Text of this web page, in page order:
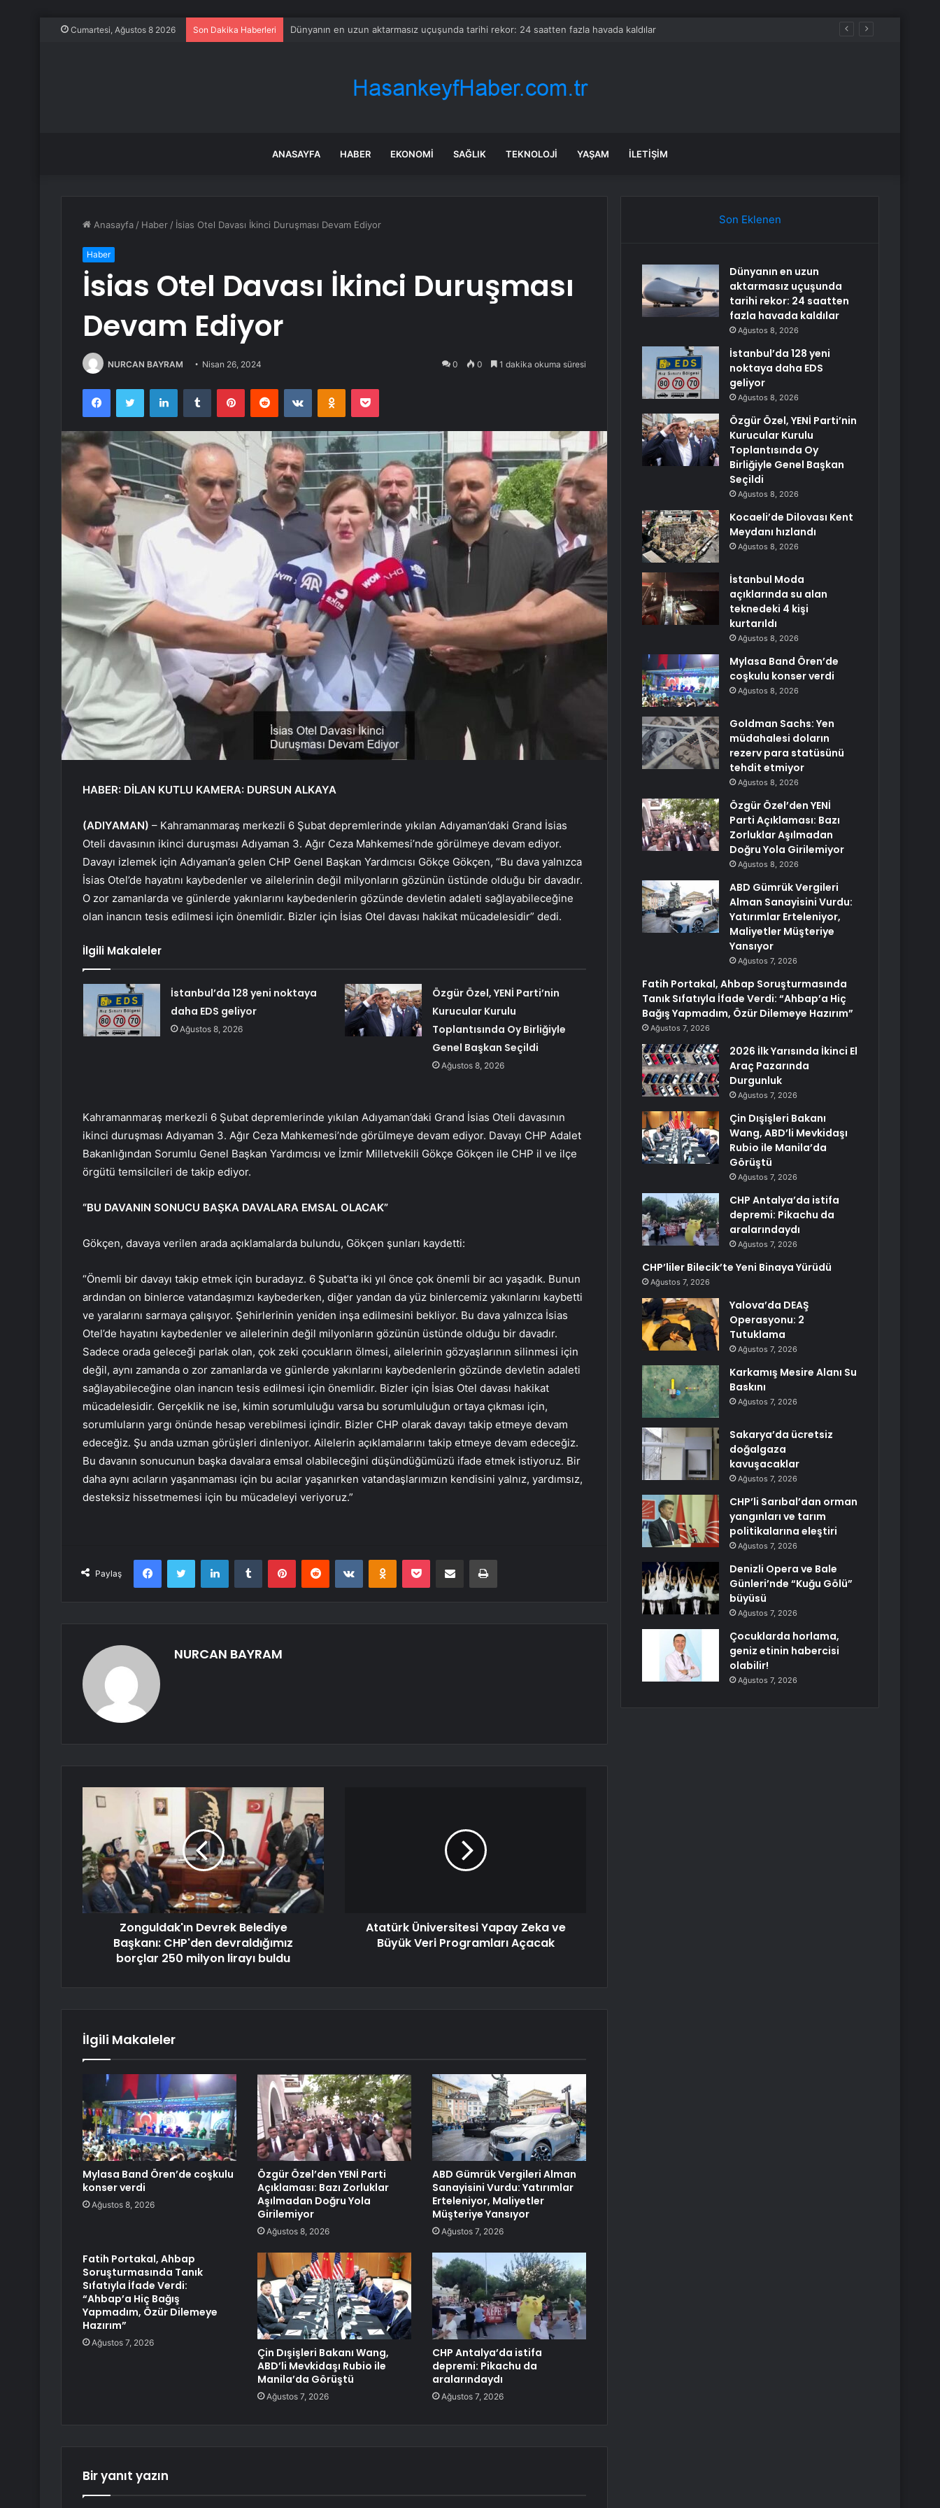
Cumartesi, Ağustos 8 2026 Son Dakika Haberleri İstanbul’da 128 yeni noktaya daha EDS geliyor
ANASAYFA HABER EKONOMI SAĞLIK TEKNOLOJI YAŞAM İLETIŞIM
Anasayfa / Haber / İsias Otel Davası İkinci Duruşması Devam Ediyor
Haber
İsias Otel Davası İkinci Duruşması
Devam Ediyor
NURCAN BAYRAM Nisan 26, 2024 0 0 1 dakika okuma süresi
FacebookTwitter LinkedInTumblr PinterestReddit VKontakteOdnoklassniki
Pocket
HABER: DİLAN KUTLU KAMERA: DURSUN ALKAYA
(ADIYAMAN) – Kahramanmaraş merkezli 6 Şubat depremlerinde yıkılan Adıyaman’daki Grand İsias
Oteli davasının ikinci duruşması Adıyaman 3. Ağır Ceza Mahkemesi’nde görülmeye devam ediyor.
Davayı izlemek için Adıyaman’a gelen CHP Genel Başkan Yardımcısı Gökçe Gökçen, “Bu dava yalnızca
İsias Otel’de hayatını kaybedenler ve ailelerinin değil milyonların gözünün üstünde olduğu bir davadır.
O zor zamanlarda ve günlerde yakınlarını kaybedenlerin gözünde devletin adaleti sağlayabileceğine
olan inancın tesis edilmesi için önemlidir. Bizler için İsias Otel davası hakikat mücadelesidir” dedi.
İlgili Makaleler
İstanbul’da 128 yeni noktaya
daha EDS geliyor
Ağustos 8, 2026
Özgür Özel, YENİ Parti’nin
Kurucular Kurulu
Toplantısında Oy Birliğiyle
Genel Başkan Seçildi
Ağustos 8, 2026
Kahramanmaraş merkezli 6 Şubat depremlerinde yıkılan Adıyaman’daki Grand İsias Oteli davasının
ikinci duruşması Adıyaman 3. Ağır Ceza Mahkemesi’nde görülmeye devam ediyor. Davayı CHP Adalet
Bakanlığından Sorumlu Genel Başkan Yardımcısı ve İzmir Milletvekili Gökçe Gökçen ile CHP il ve ilçe
örgütü temsilcileri de takip ediyor.
“BU DAVANIN SONUCU BAŞKA DAVALARA EMSAL OLACAK”
Gökçen, davaya verilen arada açıklamalarda bulundu, Gökçen şunları kaydetti:
“Önemli bir davayı takip etmek için buradayız. 6 Şubat’ta iki yıl önce çok önemli bir acı yaşadık. Bunun
ardından on binlerce vatandaşımızı kaybederken, diğer yandan da yüz binlercemiz yakınlarını kaybetti
ve yaralarını sarmaya çalışıyor. Şehirlerinin yeniden inşa edilmesini bekliyor. Bu dava yalnızca İsias
Otel’de hayatını kaybedenler ve ailelerinin değil milyonların gözünün üstünde olduğu bir davadır.
Sadece orada geleceği parlak olan, çok zeki çocukların ölmesi, ailelerinin gözyaşlarının silinmesi için
değil, aynı zamanda o zor zamanlarda ve günlerde yakınlarını kaybedenlerin gözünde devletin adaleti
sağlayabileceğine olan inancın tesis edilmesi için önemlidir. Bizler için İsias Otel davası hakikat
mücadelesidir. Gerçeklik ne ise, kimin sorumluluğu varsa bu sorumluluğun ortaya çıkması için,
sorumluların yargı önünde hesap verebilmesi içindir. Bizler CHP olarak davayı takip etmeye devam
edeceğiz. Şu anda uzman görüşleri dinleniyor. Ailelerin açıklamalarını takip etmeye devam edeceğiz.
Bu davanın sonucunun başka davalara emsal olabileceğini düşündüğümüzü ifade etmek istiyoruz. Bir
daha aynı acıların yaşanmaması için bu acılar yaşanırken vatandaşlarımızın kendisini yalnız, yardımsız,
desteksiz hissetmemesi için bu mücadeleyi veriyoruz.”
Paylaş
FacebookTwitter LinkedInTumblr PinterestReddit VKontakteOdnoklassniki
Pocket E-Posta ile paylaş Yazdır
NURCAN BAYRAM
Zonguldak'ın Devrek Belediye
Başkanı: CHP'den devraldığımız
borçlar 250 milyon lirayı buldu
Atatürk Üniversitesi Yapay Zeka ve
Büyük Veri Programları Açacak
İlgili Makaleler
Mylasa Band Ören’de coşkulu
konser verdi
Ağustos 8, 2026
Özgür Özel’den YENİ Parti
Açıklaması: Bazı Zorluklar
Aşılmadan Doğru Yola
Girilemiyor
Ağustos 8, 2026
ABD Gümrük Vergileri Alman
Sanayisini Vurdu: Yatırımlar
Erteleniyor, Maliyetler
Müşteriye Yansıyor
Ağustos 7, 2026
Fatih Portakal, Ahbap
Soruşturmasında Tanık
Sıfatıyla İfade Verdi:
“Ahbap’a Hiç Bağış
Yapmadım, Özür Dilemeye
Hazırım”
Ağustos 7, 2026
Çin Dışişleri Bakanı Wang,
ABD’li Mevkidaşı Rubio ile
Manila’da Görüştü
Ağustos 7, 2026
CHP Antalya’da istifa
depremi: Pikachu da
aralarındaydı
Ağustos 7, 2026
Bir yanıt yazın
Son Eklenen
Dünyanın en uzun
aktarmasız uçuşunda
tarihi rekor: 24 saatten
fazla havada kaldılar
Ağustos 8, 2026
İstanbul’da 128 yeni
noktaya daha EDS
geliyor
Ağustos 8, 2026
Özgür Özel, YENİ Parti’nin
Kurucular Kurulu
Toplantısında Oy
Birliğiyle Genel Başkan
Seçildi
Ağustos 8, 2026
Kocaeli’de Dilovası Kent
Meydanı hızlandı
Ağustos 8, 2026
İstanbul Moda
açıklarında su alan
teknedeki 4 kişi
kurtarıldı
Ağustos 8, 2026
Mylasa Band Ören’de
coşkulu konser verdi
Ağustos 8, 2026
Goldman Sachs: Yen
müdahalesi doların
rezerv para statüsünü
tehdit etmiyor
Ağustos 8, 2026
Özgür Özel’den YENİ
Parti Açıklaması: Bazı
Zorluklar Aşılmadan
Doğru Yola Girilemiyor
Ağustos 8, 2026
ABD Gümrük Vergileri
Alman Sanayisini Vurdu:
Yatırımlar Erteleniyor,
Maliyetler Müşteriye
Yansıyor
Ağustos 7, 2026
Fatih Portakal, Ahbap Soruşturmasında
Tanık Sıfatıyla İfade Verdi: “Ahbap’a Hiç
Bağış Yapmadım, Özür Dilemeye Hazırım”
Ağustos 7, 2026
2026 İlk Yarısında İkinci El
Araç Pazarında
Durgunluk
Ağustos 7, 2026
Çin Dışişleri Bakanı
Wang, ABD’li Mevkidaşı
Rubio ile Manila’da
Görüştü
Ağustos 7, 2026
CHP Antalya’da istifa
depremi: Pikachu da
aralarındaydı
Ağustos 7, 2026
CHP’liler Bilecik’te Yeni Binaya Yürüdü
Ağustos 7, 2026
Yalova’da DEAŞ
Operasyonu: 2
Tutuklama
Ağustos 7, 2026
Karkamış Mesire Alanı Su
Baskını
Ağustos 7, 2026
Sakarya’da ücretsiz
doğalgaza
kavuşacaklar
Ağustos 7, 2026
CHP’li Sarıbal’dan orman
yangınları ve tarım
politikalarına eleştiri
Ağustos 7, 2026
Denizli Opera ve Bale
Günleri’nde “Kuğu Gölü”
büyüsü
Ağustos 7, 2026
Çocuklarda horlama,
geniz etinin habercisi
olabilir!
Ağustos 7, 2026